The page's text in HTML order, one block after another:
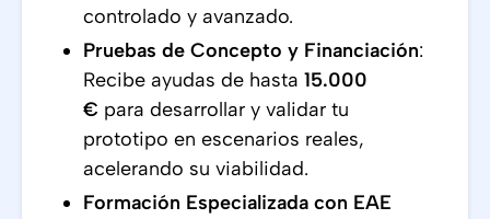
controlado y avanzado.
Pruebas de Concepto y Financiación:
Recibe ayudas de hasta 15.000
€ para desarrollar y validar tu
prototipo en escenarios reales,
acelerando su viabilidad.
Formación Especializada con EAE